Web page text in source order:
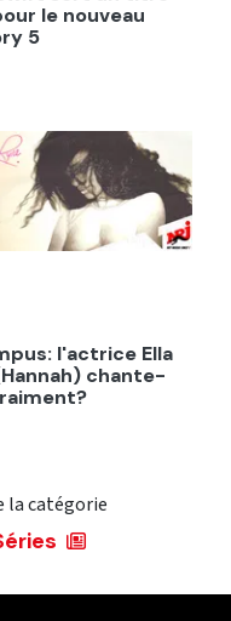
le nouveau
5
l'actrice Ella
chante-
la catégorie